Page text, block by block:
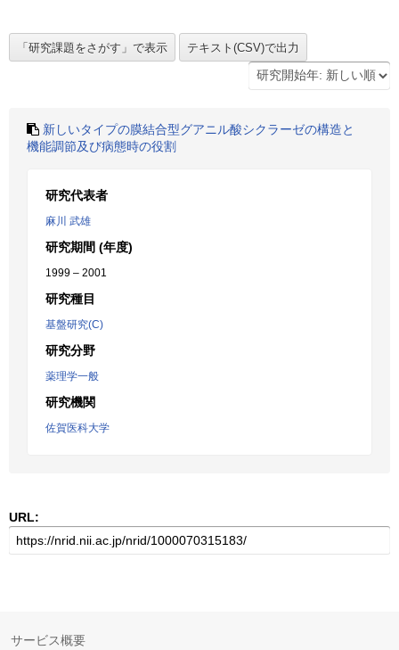
新しいタイプの膜結合型グアニル酸シクラーゼの構造と
機能調節及び病態時の役割
研究代表者
麻川 武雄
研究期間 (年度)
1999 – 2001
研究種目
基盤研究(C)
研究分野
薬理学一般
研究機関
佐賀医科大学
URL:
サービス概要